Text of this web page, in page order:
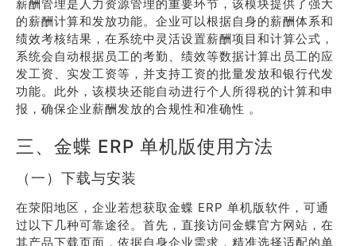
薪酬管理是人力资源管理的重要环节，该模块提供了强大
的薪酬计算和发放功能。企业可以根据自身的薪酬体系和
绩效考核结果，在系统中灵活设置薪酬项目和计算公式，
系统会自动根据员工的考勤、绩效等数据计算出员工的应
发工资、实发工资等，并支持工资的批量发放和银行代发
功能。此外，该模块还能自动进行个人所得税的计算和申
报，确保企业薪酬发放的合规性和准确性 。
三、金蝶 ERP 单机版使用方法
（一）下载与安装
在荥阳地区，企业若想获取金蝶 ERP 单机版软件，可通
过以下几种可靠途径。首先，直接访问金蝶官方网站，在
其产品下载页面，依据自身企业需求，精准选择适配的单